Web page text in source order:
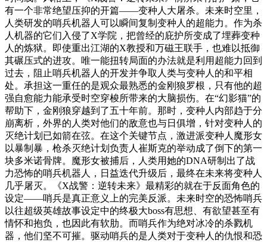
有一个非常绝望压抑的开篇——变种人大屠杀。未来时空里，
人类研发的哨兵机器人可以瞬间复制变种人的超能力。作为杀
人机器的它们入侵了X学院，把曾经的庇护所变成了埋葬变种
人的炼狱。即使重出江湖的X教授和万磁王联手，也难以抵御
其碾压式的进攻。唯一能扭转局面的办法就是利用超能力回到
过去，阻止哨兵机器人的开发并争取人类与变种人的和平相
处。承担这一重任的是观众最熟悉的金刚狼罗根，只有他的超
强自愈能力能承受时空穿梭所带来的大脑损伤。在“幻影猫”的
帮助下，金刚狼穿越到了五十年前。那时，变种人内部趋于分
崩离析，外界的人类对他们的敌意也与日俱增，针对变种人的
灭绝计划已如箭在弦。在这个关键节点，激进派变种人魔形女
以暴制暴，枪杀灭绝计划负责人崔斯克的举动成了倒下的第一
块多米诺骨牌。魔形女被捕后，人类用她的DNA研制出了战
力恐怖的哨兵机器人，日益迭代升级后，最终在未来将变种人
几乎屠灭。《X战警：逆转未来》最精彩的就在于反面角色的
设定——哨兵是真正意义上的完美反派。未来时空的恐怖哨兵
以往超级英雄故事设定中的终极大boss有思想、有欲望甚至有
情怀和抱负，也因此有软肋。而哨兵作为绝对冰冷的杀戮机
器，他们坚不可摧。驱动哨兵的是人类对于变种人的仇恨和恐